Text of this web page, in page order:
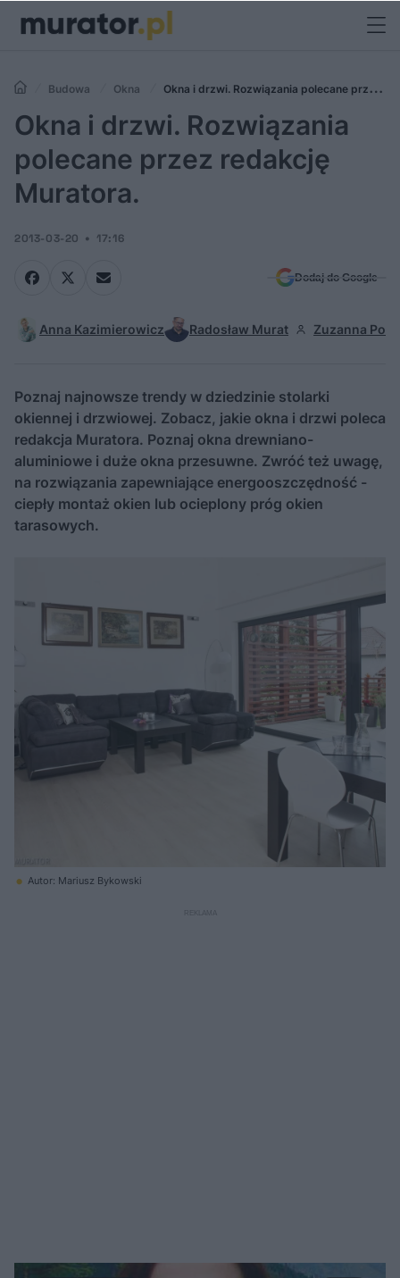
Budowa Okna
Okna i drzwi. Rozwiązania polecane przez
redakcję Muratora.
Okna i drzwi. Rozwiązania
polecane przez redakcję
Muratora.
2013-03-20 17:16
Dodaj do Google
Anna Kazimierowicz Radosław Murat Zuzanna
Poznaj najnowsze trendy w dziedzinie stolarki
okiennej i drzwiowej. Zobacz, jakie okna i drzwi poleca
redakcja Muratora. Poznaj okna drewniano-
aluminiowe i duże okna przesuwne. Zwróć też uwagę,
na rozwiązania zapewniające energooszczędność -
ciepły montaż okien lub ocieplony próg okien
tarasowych.
Autor: Mariusz Bykowski